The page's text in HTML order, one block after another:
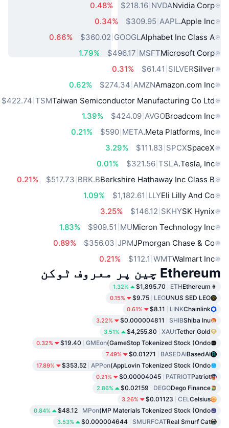
Nvidia Corp
NVDA
$218.16
0.48%
Apple Inc.
AAPL
$309.95
0.34%
Alphabet Inc Class A
GOOGL
$360.02
0.66%
Microsoft Corp
MSFT
$496.17
1.79%
Silver
SILVER
$61.41
0.31%
Amazon.com Inc
AMZN
$274.34
0.62%
Taiwan Semiconductor Manufacturing Co Ltd
TSM
$422.74
Broadcom Inc
AVGO
$424.09
1.39%
Meta Platforms, Inc.
META
$590
0.21%
SpaceX
SPCX
$111.83
3.29%
Tesla, Inc.
TSLA
$321.56
0.01%
Berkshire Hathaway Inc Class B
BRK.B
$517.73
0.21%
Eli Lilly And Co
LLY
$1,182.61
1.09%
SK Hynix
SKHY
$146.12
3.25%
Micron Technology Inc
MU
$909.51
1.83%
JPmorgan Chase & Co
JPM
$356.03
0.89%
Walmart Inc
WMT
$112.1
0.21%
Ethereum چین پر معروف ٹوکن
Ethereum
ETH
$1,895.70
1.32%
UNUS SED LEO
LEO
$9.75
0.15%
Chainlink
LINK
$8.11
0.61%
Shiba Inu
SHIB
$0.000004811
3.22%
Tether Gold
XAUt
$4,255.80
3.51%
GameStop Tokenized Stock (Ondo)
GMEon
$19.40
0.32%
BasedAI
BASEDAI
$0.01271
7.49%
AppLovin Tokenized Stock (Ondo)
APPon
$353.52
17.89%
Patriot
PATRIOT
$0.00004045
0.21%
Dego Finance
DEGO
$0.02159
2.86%
Celsius
CEL
$0.01123
3.26%
MP Materials Tokenized Stock (Ondo)
MPon
$48.12
0.84%
Real Smurf Cat
SMURFCAT
$0.000004644
3.53%